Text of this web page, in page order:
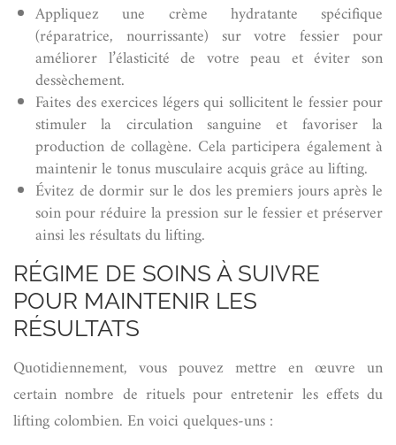
Appliquez une crème hydratante spécifique
(réparatrice, nourrissante) sur votre fessier pour
améliorer l’élasticité de votre peau et éviter son
dessèchement.
Faites des exercices légers qui sollicitent le fessier pour
stimuler la circulation sanguine et favoriser la
production de collagène. Cela participera également à
maintenir le tonus musculaire acquis grâce au lifting.
Évitez de dormir sur le dos les premiers jours après le
soin pour réduire la pression sur le fessier et préserver
ainsi les résultats du lifting.
RÉGIME DE SOINS À SUIVRE
POUR MAINTENIR LES
RÉSULTATS
Quotidiennement, vous pouvez mettre en œuvre un
certain nombre de rituels pour entretenir les effets du
lifting colombien. En voici quelques-uns :